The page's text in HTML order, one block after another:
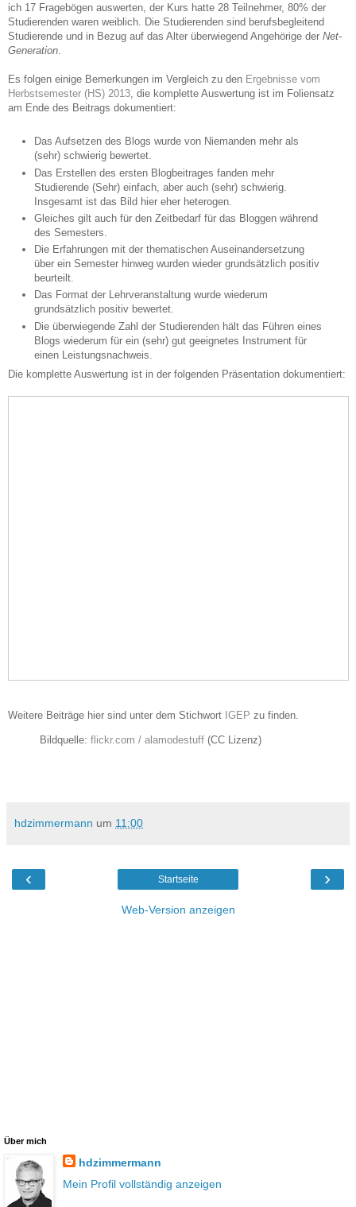
ich 17 Fragebögen auswerten, der Kurs hatte 28 Teilnehmer, 80% der
Studierenden waren weiblich. Die Studierenden sind berufsbegleitend
Studierende und in Bezug auf das Alter überwiegend Angehörige der Net-
Generation
Es folgen einige Bemerkungen im Vergleich zu den Ergebnisse vom
Herbstsemester (HS) 2013 , die komplette Auswertung ist im Foliensatz
am Ende des Beitrags dokumentiert:
Das Aufsetzen des Blogs wurde von Niemanden mehr als
(sehr) schwierig bewertet.
Das Erstellen des ersten Blogbeitrages fanden mehr
Studierende (Sehr) einfach, aber auch (sehr) schwierig.
Insgesamt ist das Bild hier eher heterogen.
Gleiches gilt auch für den Zeitbedarf für das Bloggen während
des Semesters.
Die Erfahrungen mit der thematischen Auseinandersetzung
über ein Semester hinweg wurden wieder grundsätzlich positiv
beurteilt.
Das Format der Lehrveranstaltung wurde wiederum
grundsätzlich positiv bewertet.
Die überwiegende Zahl der Studierenden hält das Führen eines
Blogs wiederum für ein (sehr) gut geeignetes Instrument für
einen Leistungsnachweis.
Die komplette Auswertung ist in der folgenden Präsentation dokumentiert:
Weitere Beiträge hier sind unter dem Stichwort IGEP zu finden.
Bildquelle: flickr.com / alamodestuff (CC Lizenz)
hdzimmermann um 11:00
‹ ›
Startseite
Web-Version anzeigen
Über mich
hdzimmermann
Mein Profil vollständig anzeigen